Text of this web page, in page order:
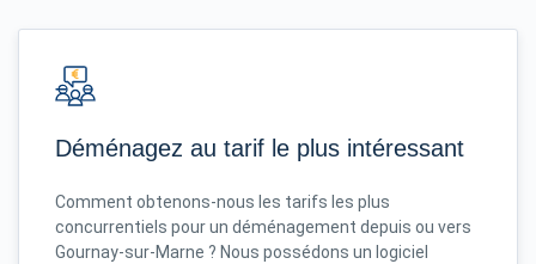
Déménagez au tarif le plus intéressant
Comment obtenons-nous les tarifs les plus
concurrentiels pour un déménagement depuis ou vers
Gournay-sur-Marne ? Nous possédons un logiciel